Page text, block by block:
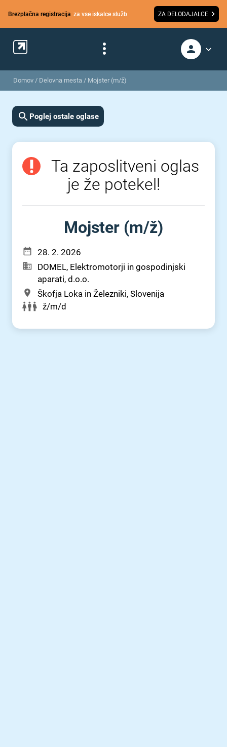
Brezplačna registracija za vse iskalce služb ZA DELODAJALCE
Domov / Delovna mesta / Mojster (m/ž)
Poglej ostale oglase
Ta zaposlitveni oglas
je že potekel!
Mojster (m⁠/⁠ž)
28. 2. 2026
DOMEL, Elektromotorji in gospodinjski
aparati, d.o.o.
Škofja Loka in Železniki, Slovenija
ž/m/d